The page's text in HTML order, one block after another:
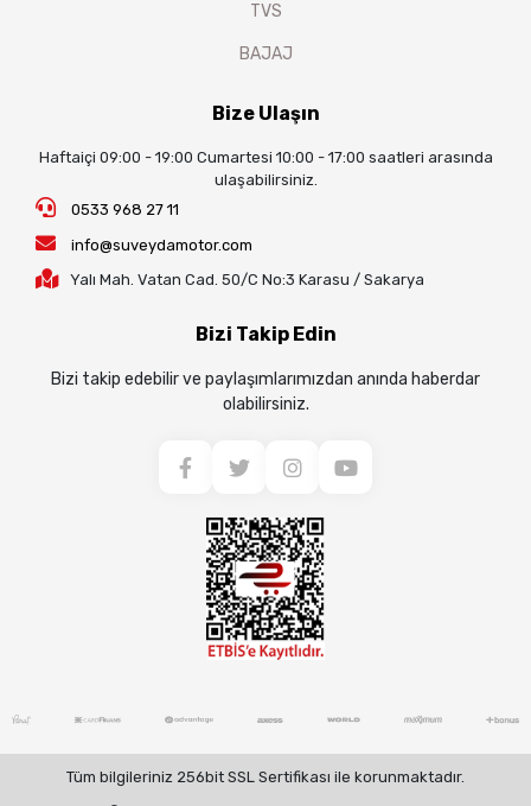
TVS
BAJAJ
Bize Ulaşın
Haftaiçi 09:00 - 19:00 Cumartesi 10:00 - 17:00 saatleri arasında
ulaşabilirsiniz.
0533 968 27 11
info@suveydamotor.com
Yalı Mah. Vatan Cad. 50/C No:3 Karasu / Sakarya
Bizi Takip Edin
Bizi takip edebilir ve paylaşımlarımızdan anında haberdar
olabilirsiniz.
Tüm bilgileriniz 256bit SSL Sertifikası ile korunmaktadır.